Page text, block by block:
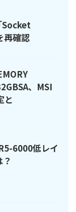
Socket
再確認
、MSI
と
6000低レイ